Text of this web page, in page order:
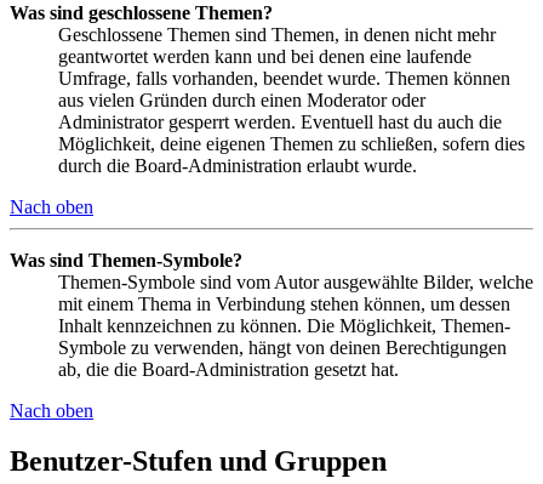
Was sind geschlossene Themen?
Geschlossene Themen sind Themen, in denen nicht mehr
geantwortet werden kann und bei denen eine laufende
Umfrage, falls vorhanden, beendet wurde. Themen können
aus vielen Gründen durch einen Moderator oder
Administrator gesperrt werden. Eventuell hast du auch die
Möglichkeit, deine eigenen Themen zu schließen, sofern dies
durch die Board-Administration erlaubt wurde.
Nach oben
Was sind Themen-Symbole?
Themen-Symbole sind vom Autor ausgewählte Bilder, welche
mit einem Thema in Verbindung stehen können, um dessen
Inhalt kennzeichnen zu können. Die Möglichkeit, Themen-
Symbole zu verwenden, hängt von deinen Berechtigungen
ab, die die Board-Administration gesetzt hat.
Nach oben
Benutzer-Stufen und Gruppen